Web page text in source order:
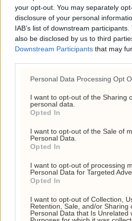
your opt-out. You may separately
disclosure of your personal
IAB’s list of downstream
also be disclosed by us to third
Downstream Participants that may
Personal Data Processing Opt
I want to opt-out of the Sharing
personal data.
Opted In
I want to opt-out of the Sale of
Personal Data.
Opted In
I want to opt-out of processing
Personal Data for Targeted
Opted In
I want to opt-out of Collection,
Retention, Sale, and/or Sharing
Personal Data that Is Unrelated
Høyre-leder Ine Eriksen
forlenge avgiftskutt på
høsten. I stedet vil hun
Vedum:
kutte mer på